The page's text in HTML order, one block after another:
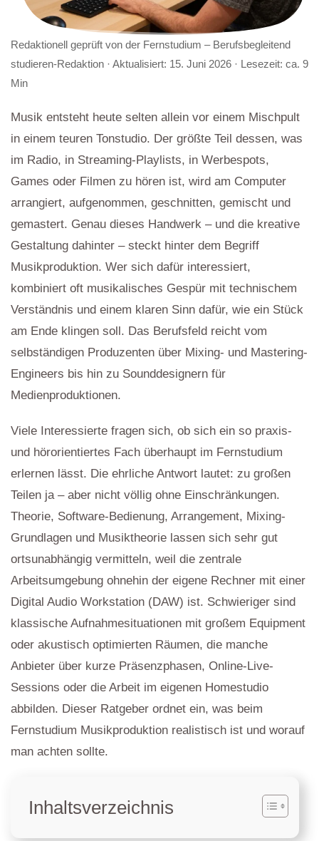
Redaktionell geprüft von der Fernstudium – Berufsbegleitend
studieren-Redaktion · Aktualisiert: 15. Juni 2026 · Lesezeit: ca. 9
Min
Musik entsteht heute selten allein vor einem Mischpult
in einem teuren Tonstudio. Der größte Teil dessen, was
im Radio, in Streaming-Playlists, in Werbespots,
Games oder Filmen zu hören ist, wird am Computer
arrangiert, aufgenommen, geschnitten, gemischt und
gemastert. Genau dieses Handwerk – und die kreative
Gestaltung dahinter – steckt hinter dem Begriff
Musikproduktion. Wer sich dafür interessiert,
kombiniert oft musikalisches Gespür mit technischem
Verständnis und einem klaren Sinn dafür, wie ein Stück
am Ende klingen soll. Das Berufsfeld reicht vom
selbständigen Produzenten über Mixing- und Mastering-
Engineers bis hin zu Sounddesignern für
Medienproduktionen.
Viele Interessierte fragen sich, ob sich ein so praxis-
und hörorientiertes Fach überhaupt im Fernstudium
erlernen lässt. Die ehrliche Antwort lautet: zu großen
Teilen ja – aber nicht völlig ohne Einschränkungen.
Theorie, Software-Bedienung, Arrangement, Mixing-
Grundlagen und Musiktheorie lassen sich sehr gut
ortsunabhängig vermitteln, weil die zentrale
Arbeitsumgebung ohnehin der eigene Rechner mit einer
Digital Audio Workstation (DAW) ist. Schwieriger sind
klassische Aufnahmesituationen mit großem Equipment
oder akustisch optimierten Räumen, die manche
Anbieter über kurze Präsenzphasen, Online-Live-
Sessions oder die Arbeit im eigenen Homestudio
abbilden. Dieser Ratgeber ordnet ein, was beim
Fernstudium Musikproduktion realistisch ist und worauf
man achten sollte.
Inhaltsverzeichnis